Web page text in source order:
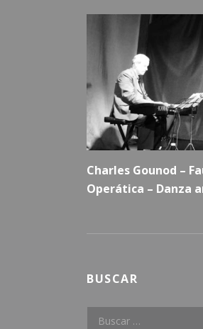
Charles Gounod –
Operática – Danza
BUSCAR
Buscar: